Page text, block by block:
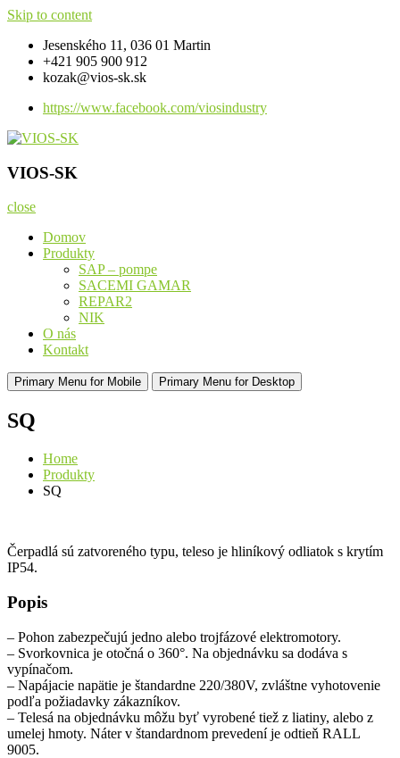
Skip to content
Jesenského 11, 036 01 Martin
+421 905 900 912
kozak@vios-sk.sk
https://www.facebook.com/viosindustry
VIOS-SK
Komponenty pre strojárenské a priemyselné výrobky
VIOS-SK
close
Domov
Produkty
SAP – pompe
SACEMI GAMAR
REPAR2
NIK
O nás
Kontakt
Primary Menu for Mobile Primary Menu for Desktop
SQ
Home
Produkty
SQ
Čerpadlá sú zatvoreného typu, teleso je hliníkový odliatok s krytím
IP54.
Popis
– Pohon zabezpečujú jedno alebo trojfázové elektromotory.
– Svorkovnica je otočná o 360°. Na objednávku sa dodáva s
vypínačom.
– Napájacie napätie je štandardne 220/380V, zvláštne vyhotovenie
podľa požiadavky zákazníkov.
– Telesá na objednávku môžu byť vyrobené tiež z liatiny, alebo z
umelej hmoty. Náter v štandardnom prevedení je odtieň RALL
9005.